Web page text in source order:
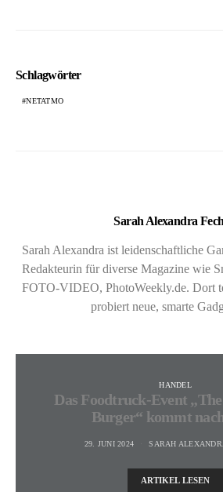
Schlagwörter
NETATMO
Sarah Alexandra
Sarah Alexandra ist leidenschaftliche
Redakteurin für diverse Magazine wie
FOTO-VIDEO, PhotoWeekly.de. Dort
probiert neue, smarte
HANDEL
Das Foodtruck-Event
Burger“ kommt
29. JUNI 2024 SARAH
ARTIKEL LESEN